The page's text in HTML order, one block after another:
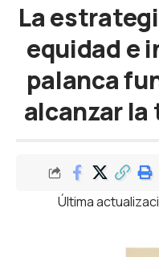
La
equidad e
palanca
alcanzar
Última